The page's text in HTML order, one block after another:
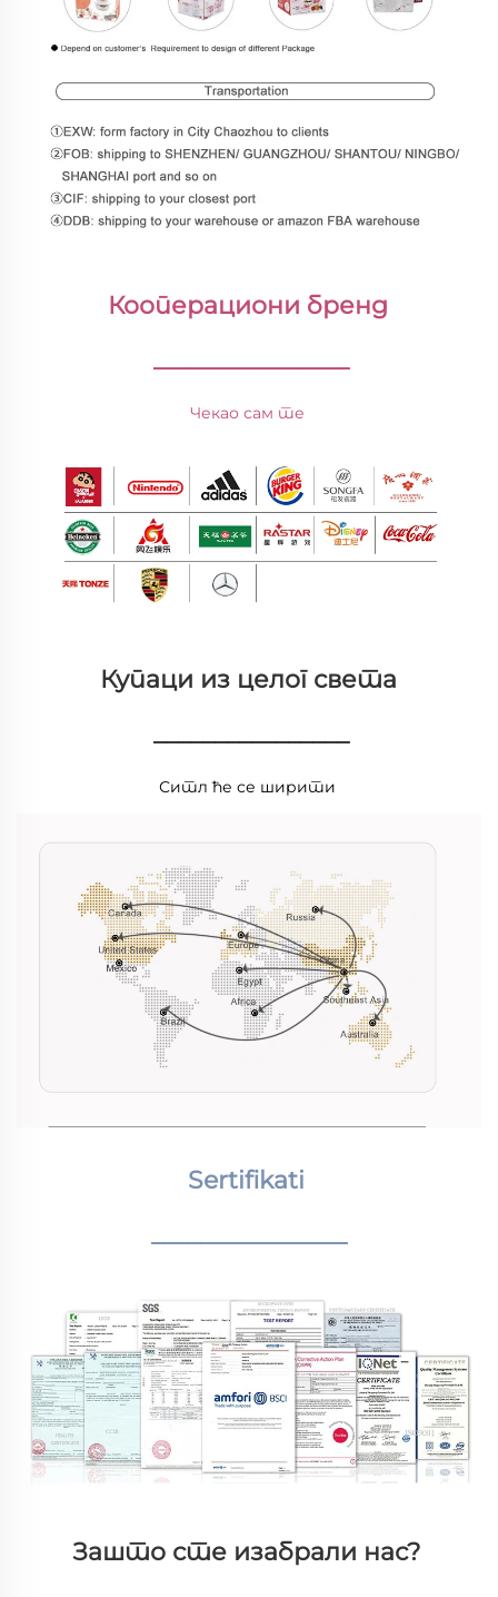
Кооперациони бренд
________________
Чекао сам те
Купаци из целог света
________________
Ситл ће се ширити
Sertifikati
________________
Зашто сте изабрали нас?